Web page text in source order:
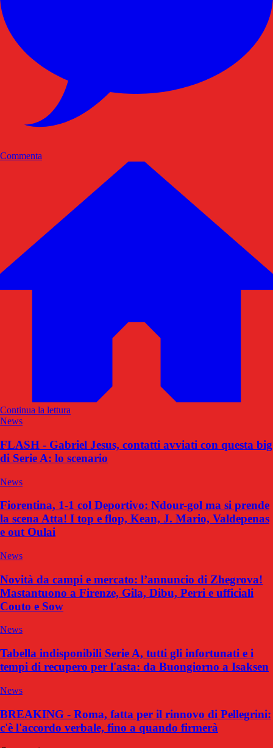
Commenta
Continua la lettura
News
FLASH - Gabriel Jesus, contatti avviati con questa big
di Serie A: lo scenario
News
Fiorentina, 1-1 col Deportivo: Ndour-gol ma si prende
la scena Atta! I top e flop, Kean, J. Mario, Valdepenas
e out Oulai
News
Novità da campi e mercato: l’annuncio di Zhegrova!
Mastantuono a Firenze, Gila, Dibu, Perri e ufficiali
Couto e Sow
News
Tabella indisponibili Serie A, tutti gli infortunati e i
tempi di recupero per l'asta: da Buongiorno a Isaksen
News
BREAKING - Roma, fatta per il rinnovo di Pellegrini:
c'è l'accordo verbale, fino a quando firmerà